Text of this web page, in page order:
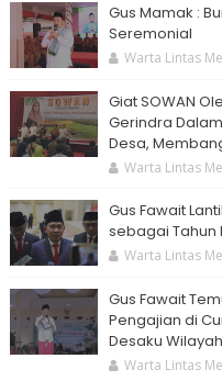
Gus Mamak :
Seremonial
Warta Lintas
Giat SOWAN
Gerindra
Desa,
Warta Lintas
Gus Fawait
sebagai Tahun
Warta Lintas
Gus Fawait
Pengajian di
Desaku
Warta Lintas